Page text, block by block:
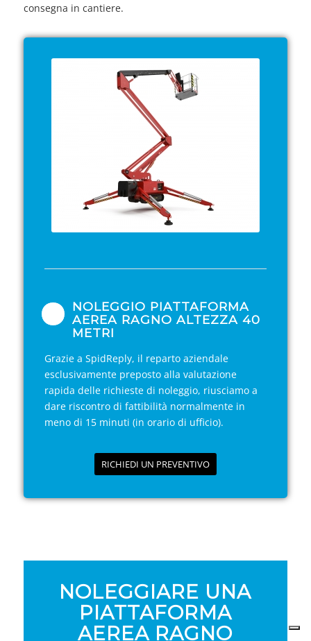
consegna in cantiere.
NOLEGGIO PIATTAFORMA
AEREA RAGNO ALTEZZA 40
METRI
Grazie a SpidReply, il reparto aziendale
esclusivamente preposto alla valutazione
rapida delle richieste di noleggio, riusciamo a
dare riscontro di fattibilità normalmente in
meno di 15 minuti (in orario di ufficio).
RICHIEDI UN PREVENTIVO
NOLEGGIARE UNA
PIATTAFORMA
AEREA RAGNO